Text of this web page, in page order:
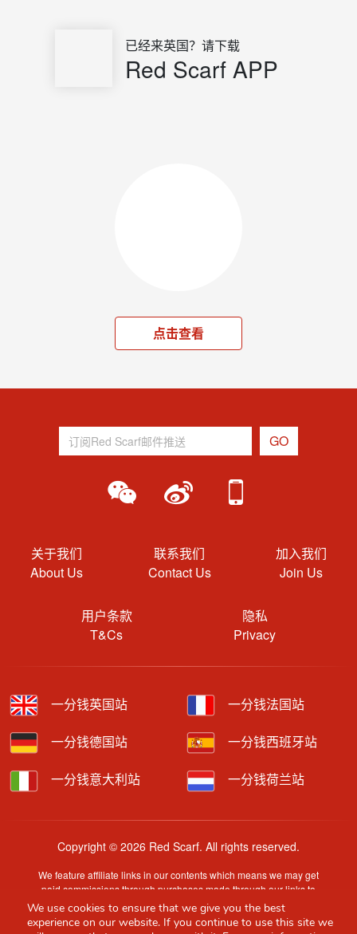
已经来英国？请下载
Red Scarf APP
点击查看
关于我们
About Us
联系我们
Contact Us
加入我们
Join Us
用户条款
T&Cs
隐私
Privacy
一分钱英国站 一分钱法国站
一分钱德国站 一分钱西班牙站
一分钱意大利站 一分钱荷兰站
Copyright © 2026 Red Scarf. All rights reserved.
We feature affiliate links in our contents which means we may get
paid commissions through purchases made through our links to
retailer sites.
Content is provided by users, brands or merchants. Some
We use cookies to ensure that we give you the best
experience on our website. If you continue to use this site we